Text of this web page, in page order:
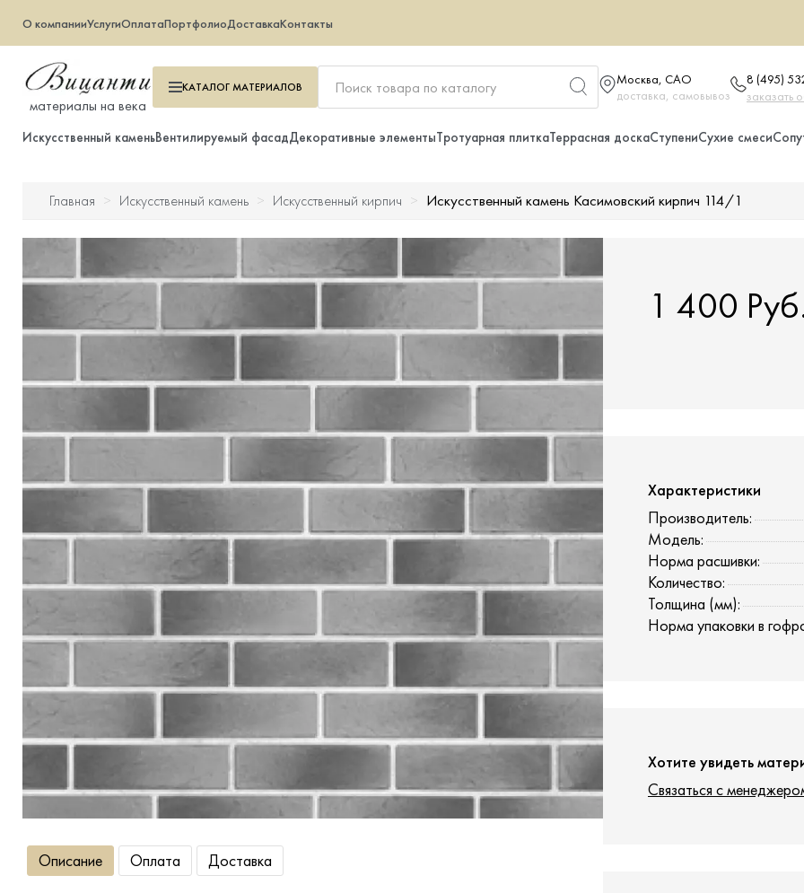
О компанииУслугиОплатаПортфолиоДоставкаКонтакты
материалы на века
КАТАЛОГМАТЕРИАЛОВ
Москва, САО
доставка, самовывоз
8 (495)
заказать
Искусственный каменьВентилируемый фасадДекоративные элементыТротуарная плиткаТеррасная доскаСтупениСухие смеси
Вентилируемый фасад
Сопутствующие товары
Главная Искусственный камень Искусственный кирпич Искусственный камень Касимовский кирпич 114/1
Описание Оплата Доставка
1 400
Характеристики
Производитель:
Модель:
Норма расшивки:
Количество:
Толщина (мм):
Норма упаковки в
Хотите увидеть
Связаться с